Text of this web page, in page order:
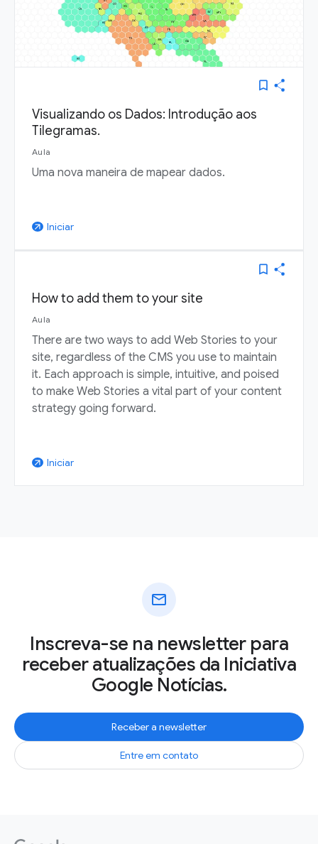
Visualizando os Dados: Introdução aos
Tilegramas.
Aula
Uma nova maneira de mapear dados.
arrow_outward Iniciar
bookmark_border
How to add them to your site
Aula
There are two ways to add Web Stories to your
site, regardless of the CMS you use to maintain
it. Each approach is simple, intuitive, and poised
to make Web Stories a vital part of your content
strategy going forward.
arrow_outward Iniciar
bookmark_border
mail
Inscreva-se na newsletter para
receber atualizações da Iniciativa
Google Notícias.
Receber a newsletter
Entre em contato